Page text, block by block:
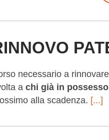
necessario a
a chi già in
alla scadenza. [...]